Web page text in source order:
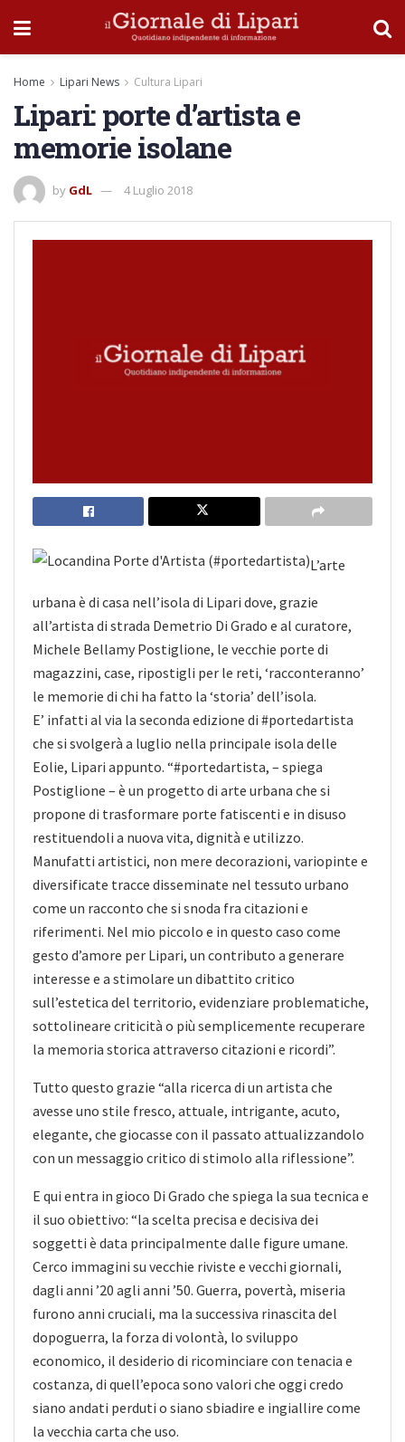
Home Lipari News Cultura Lipari
Lipari: porte d’artista e
memorie isolane
by GdL 4 Luglio 2018
L’arte
urbana è di casa nell’isola di Lipari dove, grazie
all’artista di strada Demetrio Di Grado e al curatore,
Michele Bellamy Postiglione, le vecchie porte di
magazzini, case, ripostigli per le reti, ‘racconteranno’
le memorie di chi ha fatto la ‘storia’ dell’isola.
E’ infatti al via la seconda edizione di #portedartista
che si svolgerà a luglio nella principale isola delle
Eolie, Lipari appunto. “#portedartista, – spiega
Postiglione – è un progetto di arte urbana che si
propone di trasformare porte fatiscenti e in disuso
restituendoli a nuova vita, dignità e utilizzo.
Manufatti artistici, non mere decorazioni, variopinte e
diversificate tracce disseminate nel tessuto urbano
come un racconto che si snoda fra citazioni e
riferimenti. Nel mio piccolo e in questo caso come
gesto d’amore per Lipari, un contributo a generare
interesse e a stimolare un dibattito critico
sull’estetica del territorio, evidenziare problematiche,
sottolineare criticità o più semplicemente recuperare
la memoria storica attraverso citazioni e ricordi”.
Tutto questo grazie “alla ricerca di un artista che
avesse uno stile fresco, attuale, intrigante, acuto,
elegante, che giocasse con il passato attualizzandolo
con un messaggio critico di stimolo alla riflessione”.
E qui entra in gioco Di Grado che spiega la sua tecnica e
il suo obiettivo: “la scelta precisa e decisiva dei
soggetti è data principalmente dalle figure umane.
Cerco immagini su vecchie riviste e vecchi giornali,
dagli anni ’20 agli anni ’50. Guerra, povertà, miseria
furono anni cruciali, ma la successiva rinascita del
dopoguerra, la forza di volontà, lo sviluppo
economico, il desiderio di ricominciare con tenacia e
costanza, di quell’epoca sono valori che oggi credo
siano andati perduti o siano sbiadire e ingiallire come
la vecchia carta che uso.